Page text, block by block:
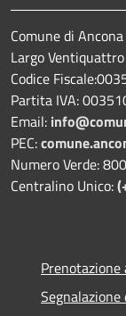
Comune di Ancona
Largo
Codice
Partita IVA:
Email:
PEC:
Numero Verde:
Centralino Unico: